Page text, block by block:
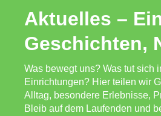
Aktuelles –
Geschichten,
Was bewegt uns? Was tut sich
Einrichtungen? Hier teilen wir
Alltag, besondere Erlebnisse,
Bleib auf dem Laufenden und